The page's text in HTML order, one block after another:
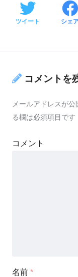
ツイート シェ
コメントを
メールアドレスが公
る欄は必須項目です
コメント
名前 *